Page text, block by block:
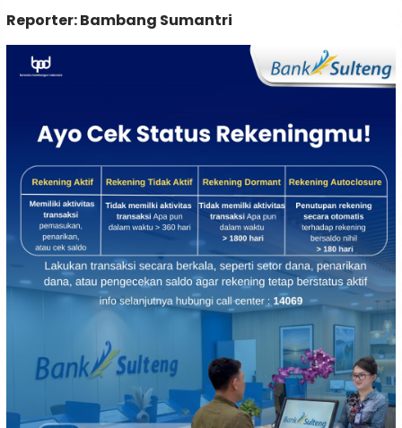
Reporter: Bambang Sumantri